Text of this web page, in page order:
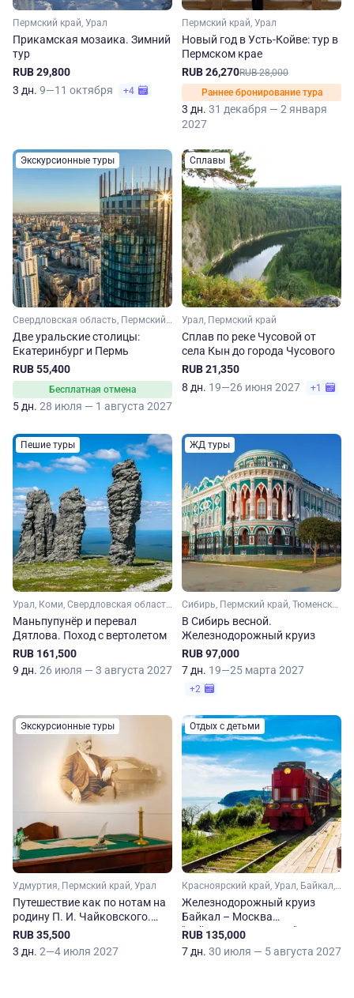
Пермский край, Урал
Прикамская мозаика. Зимний
тур
RUB 29,800
3 дн. 9—11 октября +4
Пермский край, Урал
Новый год в Усть-Койве: тур в
Пермском крае
RUB 26,270RUB 28,000
Раннее бронирование тура
3 дн. 31 декабря — 2 января
2027
Экскурсионные туры
Свердловская область, Пермский край, Урал
Две уральские столицы:
Екатеринбург и Пермь
RUB 55,400
Бесплатная отмена
5 дн. 28 июля — 1 августа 2027
Сплавы
Урал, Пермский край
Сплав по реке Чусовой от
села Кын до города Чусового
RUB 21,350
8 дн. 19—26 июня 2027 +1
Пешие туры
Урал, Коми, Свердловская область, Пермский край
Маньпупунёр и перевал
Дятлова. Поход с вертолетом
RUB 161,500
9 дн. 26 июля — 3 августа 2027
ЖД туры
Сибирь, Пермский край, Тюменская область, Свердловская область, Урал
В Сибирь весной.
Железнодорожный круиз
RUB 97,000
7 дн. 19—25 марта 2027
+2
Экскурсионные туры
Удмуртия, Пермский край, Урал
Путешествие как по нотам на
родину П. И. Чайковского.
Ижевск — Воткинск —
Чайковский
RUB 35,500
3 дн. 2—4 июля 2027
Отдых с детьми
Красноярский край, Урал, Байкал, Пермский край, Иркутская область, Сибирь, Новосибирская область, Свердловская область
Железнодорожный круиз
Байкал – Москва
"Байкальская сказка"
RUB 135,000
7 дн. 30 июля — 5 августа 2027